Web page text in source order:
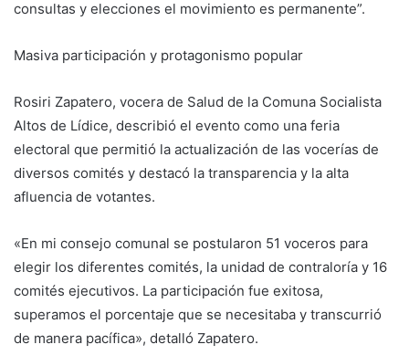
consultas y elecciones el movimiento es permanente”.
Masiva participación y protagonismo popular
Rosiri Zapatero, vocera de Salud de la Comuna Socialista
Altos de Lídice, describió el evento como una feria
electoral que permitió la actualización de las vocerías de
diversos comités y destacó la transparencia y la alta
afluencia de votantes.
«En mi consejo comunal se postularon 51 voceros para
elegir los diferentes comités, la unidad de contraloría y 16
comités ejecutivos. La participación fue exitosa,
superamos el porcentaje que se necesitaba y transcurrió
de manera pacífica», detalló Zapatero.